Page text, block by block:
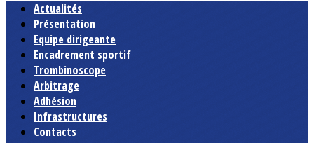
Actualités
Présentation
Equipe dirigeante
Encadrement sportif
Trombinoscope
Arbitrage
Adhésion
Infrastructures
Contacts